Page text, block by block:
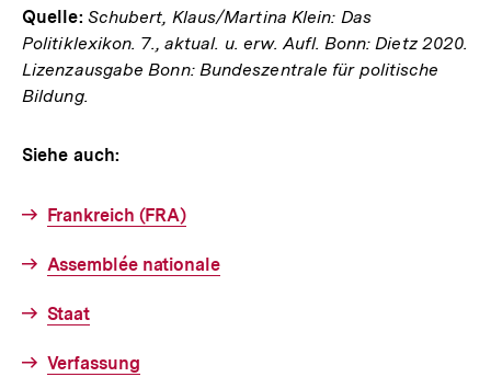
Quelle: Schubert, Klaus/Martina Klein: Das
Politiklexikon. 7., aktual. u. erw. Aufl. Bonn: Dietz 2020.
Lizenzausgabe Bonn: Bundeszentrale für politische
Bildung.
Siehe auch:
Frankreich (FRA)
Assemblée nationale
Staat
Verfassung